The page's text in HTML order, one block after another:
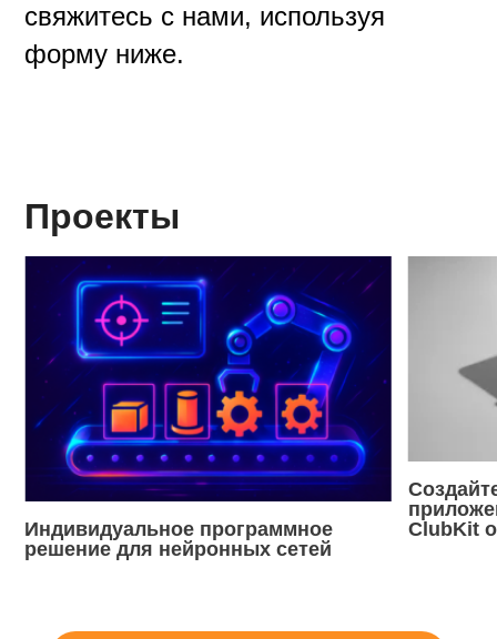
свяжитесь с нами, используя
форму ниже.
Проекты
Индивидуальное программное
решение для нейронных сетей
ClubKit